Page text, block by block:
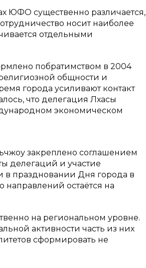
ЮФО существенно различается,
носит наиболее
отдельными
побратимством в 2004
общности и
города усиливают контакт
что делегация Лхасы
экономическом
закреплено соглашением
делегаций и участие
в праздновании Дня города в
направлений остаётся на
на региональном уровне.
активности часть из них
сформировать не